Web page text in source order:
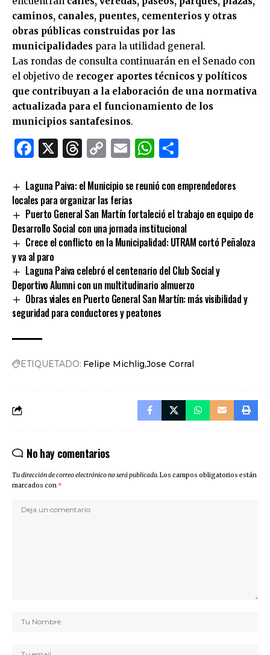
caminos, canales, puentes, cementerios y otras
obras públicas construidas por las
municipalidades para la utilidad general.
Las rondas de consulta continuarán en el Senado con
el objetivo de recoger aportes técnicos y políticos
que contribuyan a la elaboración de una normativa
actualizada para el funcionamiento de los
municipios santafesinos.
Facebook
X Threads
CopyEmailWhatsApp
Laguna Paiva: el Municipio se reunió con emprendedores
locales para organizar las ferias
Puerto General San Martín fortaleció el trabajo en equipo de
Desarrollo Social con una jornada institucional
Crece el conflicto en la Municipalidad: UTRAM cortó Peñaloza
y va al paro
Laguna Paiva celebró el centenario del Club Social y
Deportivo Alumni con un multitudinario almuerzo
Obras viales en Puerto General San Martín: más visibilidad y
seguridad para conductores y peatones
ETIQUETADO: Felipe Michlig Jose Corral
No hay comentarios
Tu dirección de correo electrónico no será publicada.Los campos obligatorios están
marcados con *